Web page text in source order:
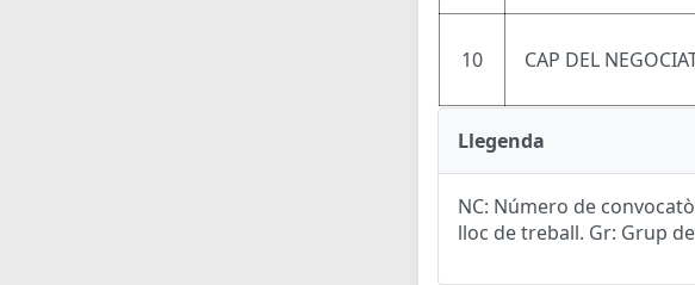
10 CAP DEL
Llegenda
NC: Número de
lloc de treball. Gr: Grup